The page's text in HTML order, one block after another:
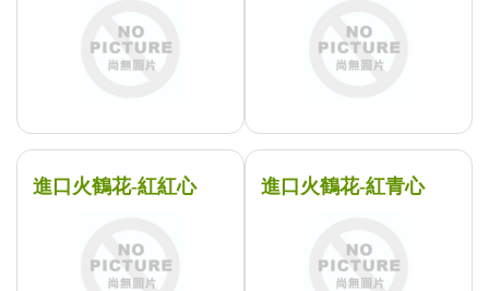
進口火鶴花-紅紅心 進口火鶴花-紅青心